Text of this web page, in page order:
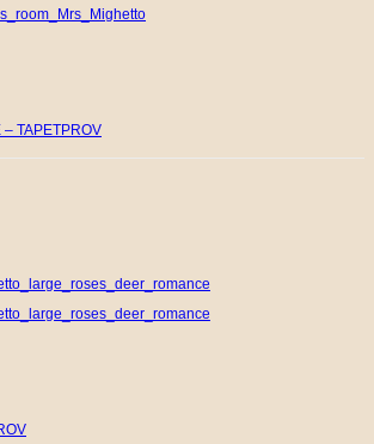
TAPETPROV